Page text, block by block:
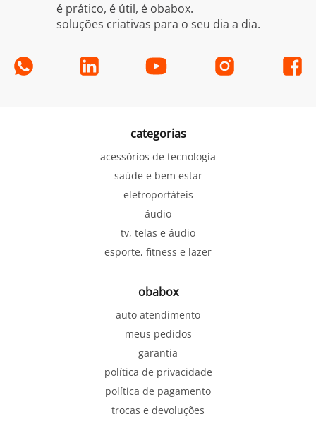
é prático, é útil, é obabox.
soluções criativas para o seu dia a dia.
categorias
acessórios de tecnologia
saúde e bem estar
eletroportáteis
áudio
tv, telas e áudio
esporte, fitness e lazer
obabox
auto atendimento
meus pedidos
garantia
política de privacidade
política de pagamento
trocas e devoluções